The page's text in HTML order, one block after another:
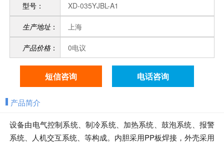
型号： XD-035YJBL-A1
生产地址： 上海
产品价格 ： 0电议
短信咨询 电话咨询
产品简介
设备由电气控制系统、制冷系统、加热系统、鼓泡系统、报警
系统、人机交互系统、等构成。内胆采用PP板焊接，外壳采用